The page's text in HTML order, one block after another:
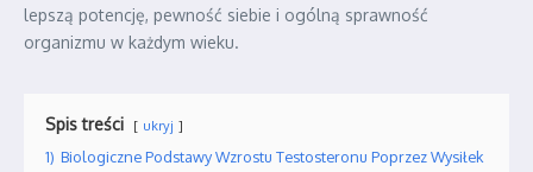
lepszą potencję, pewność siebie i ogólną sprawność
organizmu w każdym wieku.
Spis treści ukryj
1) Biologiczne Podstawy Wzrostu Testosteronu Poprzez Wysiłek